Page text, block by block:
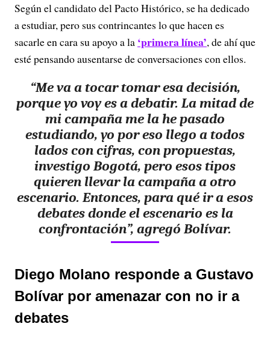
Según el candidato del Pacto Histórico, se ha dedicado
a estudiar, pero sus contrincantes lo que hacen es
sacarle en cara su apoyo a la ‘primera línea’, de ahí que
esté pensando ausentarse de conversaciones con ellos.
“Me va a tocar tomar esa decisión,
porque yo voy es a debatir. La mitad de
mi campaña me la he pasado
estudiando, yo por eso llego a todos
lados con cifras, con propuestas,
investigo Bogotá, pero esos tipos
quieren llevar la campaña a otro
escenario. Entonces, para qué ir a esos
debates donde el escenario es la
confrontación”, agregó Bolívar.
Diego Molano responde a Gustavo
Bolívar por amenazar con no ir a
debates